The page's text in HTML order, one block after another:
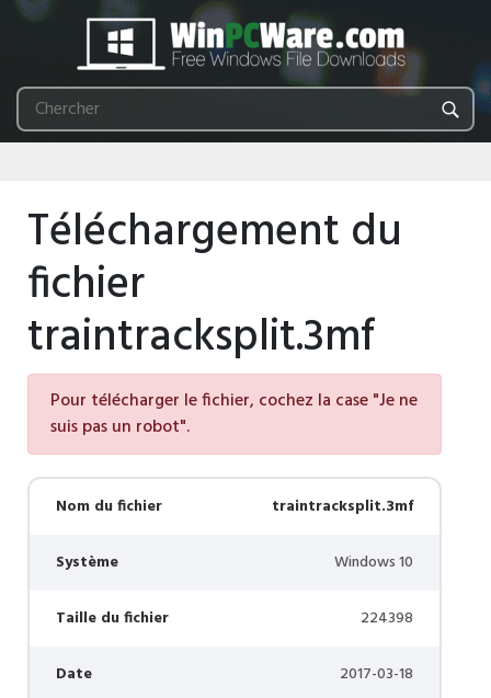
Téléchargement du
fichier
traintracksplit.3mf
Pour télécharger le fichier, cochez la case "Je ne
suis pas un robot".
Nom du fichier traintracksplit.3mf
Système Windows 10
Taille du fichier 224398
Date 2017-03-18